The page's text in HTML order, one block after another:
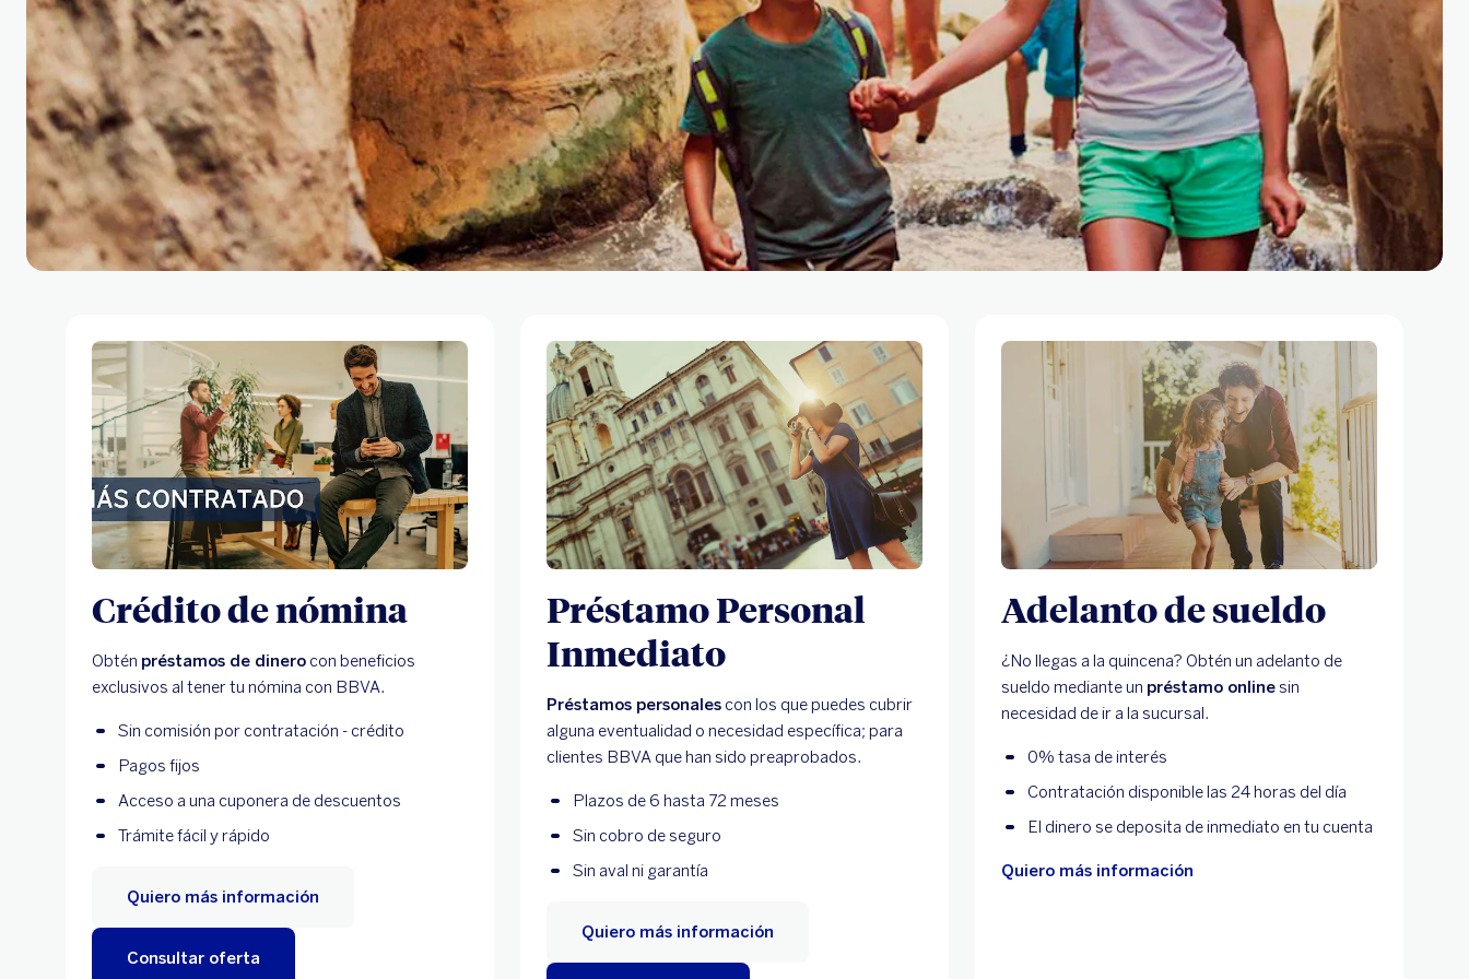
Crédito de nómina
Obtén préstamos de dinero con beneficios
exclusivos al tener tu nómina con BBVA.
Sin comisión por contratación - crédito
Pagos fijos
Acceso a una cuponera de descuentos
Trámite fácil y rápido
Consultar oferta
Quiero más información
Préstamo Personal
Inmediato
Préstamos personales con los que puedes cubrir
alguna eventualidad o necesidad específica; para
clientes BBVA que han sido preaprobados.
Plazos de 6 hasta 72 meses
Sin cobro de seguro
Sin aval ni garantía
Quiero más información
Adelanto de sueldo
¿No llegas a la quincena? Obtén un adelanto de
sueldo mediante un préstamo onlinesin
necesidad de ir a la sucursal.
0% tasa de interés
Contratación disponible las 24 horas del día
El dinero se deposita de inmediato en tu cuenta
Quiero más información